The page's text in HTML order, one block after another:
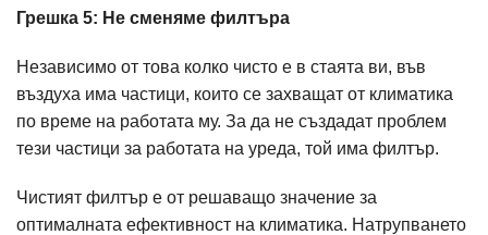
Грешка 5: Не сменяме филтъра
Независимо от това колко чисто е в стаята ви, във
въздуха има частици, които се захващат от климатика
по време на работата му. За да не създадат проблем
тези частици за работата на уреда, той има филтър.
Чистият филтър е от решаващо значение за
оптималната ефективност на климатика. Натрупването